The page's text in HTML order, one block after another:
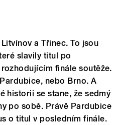
a Třinec. To jsou
slavily titul po
finále soutěže.
nebo Brno. A
historii se stane, že sedmý
po sobě. Právě Pardubice
o titul v posledním finále.